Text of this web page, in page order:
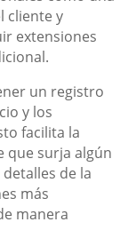
cliente y
extensiones
un registro
y los
facilita la
que surja algún
de la
más
manera